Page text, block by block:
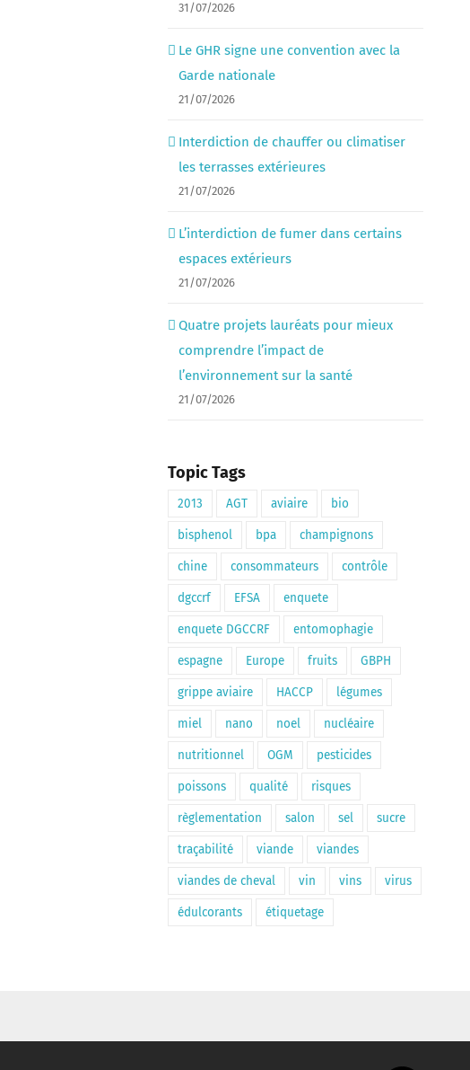
31/07/2026
Le GHR signe une convention avec la
Garde nationale
21/07/2026
Interdiction de chauffer ou climatiser
les terrasses extérieures
21/07/2026
L’interdiction de fumer dans certains
espaces extérieurs
21/07/2026
Quatre projets lauréats pour mieux
comprendre l’impact de
l’environnement sur la santé
21/07/2026
Topic Tags
2013 AGT aviaire bio
bisphenol bpa champignons
chine consommateurs contrôle
dgccrf EFSA enquete
enquete DGCCRF entomophagie
espagne Europe fruits GBPH
grippe aviaire HACCP légumes
miel nano noel nucléaire
nutritionnel OGM pesticides
poissons qualité risques
règlementation salon sel sucre
traçabilité viande viandes
viandes de cheval vin vins virus
édulcorants étiquetage